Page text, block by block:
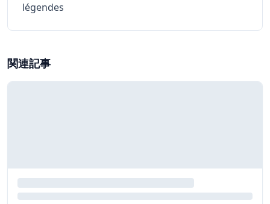
légendes
関連記事